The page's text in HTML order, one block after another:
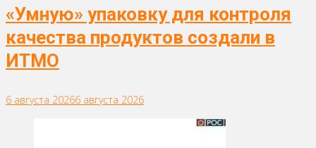
«Умную» упаковку для контроля
качества продуктов создали в
ИТМО
6 августа 20266 августа 2026